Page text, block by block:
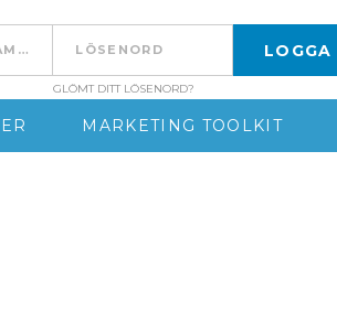
GLÖMT DITT LÖSENORD?
MARKETING TOOLKIT